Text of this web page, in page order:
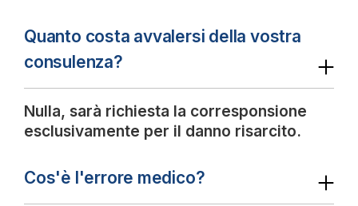
Quanto costa avvalersi della vostra
consulenza?
Nulla, sarà richiesta la corresponsione
esclusivamente per il danno risarcito.
Cos'è l'errore medico?